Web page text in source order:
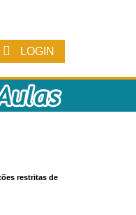
LOGIN
restritas de